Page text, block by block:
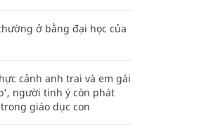
ở bằng đại học của
cảnh anh trai và em gái
người tinh ý còn phát
giáo dục con